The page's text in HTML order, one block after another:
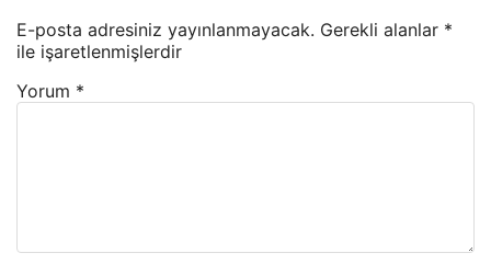
E-posta adresiniz yayınlanmayacak. Gerekli alanlar *
ile işaretlenmişlerdir
Yorum *